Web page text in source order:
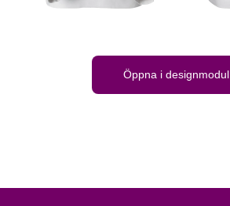
Öppna i designmodul